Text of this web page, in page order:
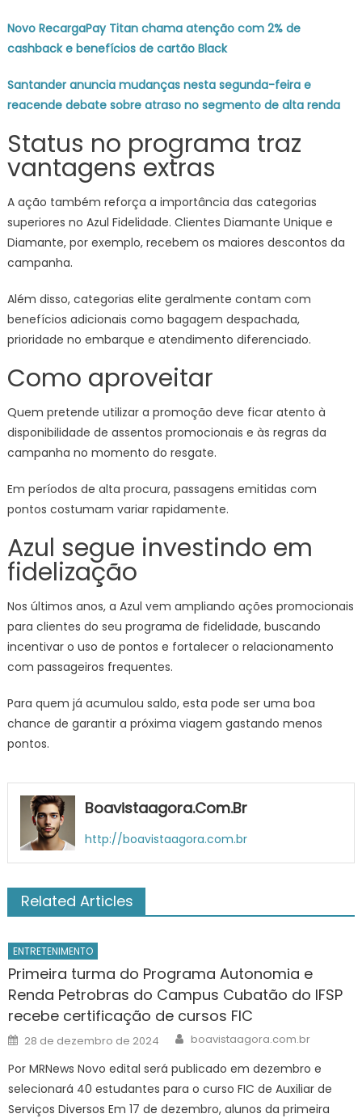
Novo RecargaPay Titan chama atenção com 2% de
cashback e benefícios de cartão Black
Santander anuncia mudanças nesta segunda-feira e
reacende debate sobre atraso no segmento de alta renda
Status no programa traz
vantagens extras
A ação também reforça a importância das categorias
superiores no Azul Fidelidade. Clientes Diamante Unique e
Diamante, por exemplo, recebem os maiores descontos da
campanha.
Além disso, categorias elite geralmente contam com
benefícios adicionais como bagagem despachada,
prioridade no embarque e atendimento diferenciado.
Como aproveitar
Quem pretende utilizar a promoção deve ficar atento à
disponibilidade de assentos promocionais e às regras da
campanha no momento do resgate.
Em períodos de alta procura, passagens emitidas com
pontos costumam variar rapidamente.
Azul segue investindo em
fidelização
Nos últimos anos, a Azul vem ampliando ações promocionais
para clientes do seu programa de fidelidade, buscando
incentivar o uso de pontos e fortalecer o relacionamento
com passageiros frequentes.
Para quem já acumulou saldo, esta pode ser uma boa
chance de garantir a próxima viagem gastando menos
pontos.
Boavistaagora.com.br
http://boavistaagora.com.br
Related Articles
ENTRETENIMENTO
Primeira turma do Programa Autonomia e
Renda Petrobras do Campus Cubatão do IFSP
recebe certificação de cursos FIC
Posted
on
28 de dezembro de 2024 Author
boavistaagora.com.br
Por MRNews Novo edital será publicado em dezembro e
selecionará 40 estudantes para o curso FIC de Auxiliar de
Serviços Diversos Em 17 de dezembro, alunos da primeira